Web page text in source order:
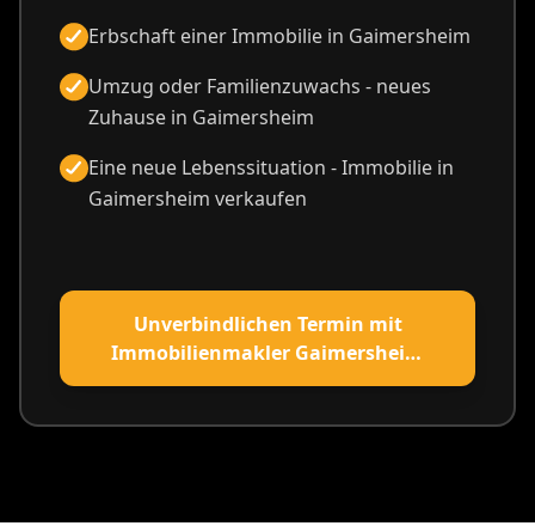
Erbschaft einer Immobilie in Gaimersheim
Umzug oder Familienzuwachs - neues
Zuhause in Gaimersheim
Eine neue Lebenssituation - Immobilie in
Gaimersheim verkaufen
Unverbindlichen Termin mit
Immobilienmakler Gaimersheim
vereinbaren